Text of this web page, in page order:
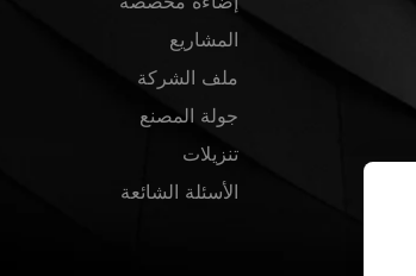
المشاريع
ملف الشركة
جولة المصنع
تنزيلات
الأسئلة الشائعة